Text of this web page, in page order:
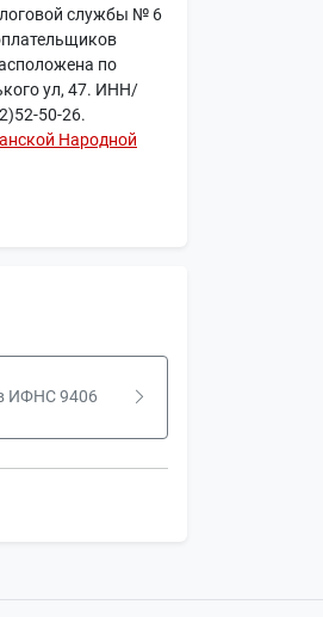
службы № 6
по
ул, 47. ИНН/
50-26.
Народной
ИФНС 9406